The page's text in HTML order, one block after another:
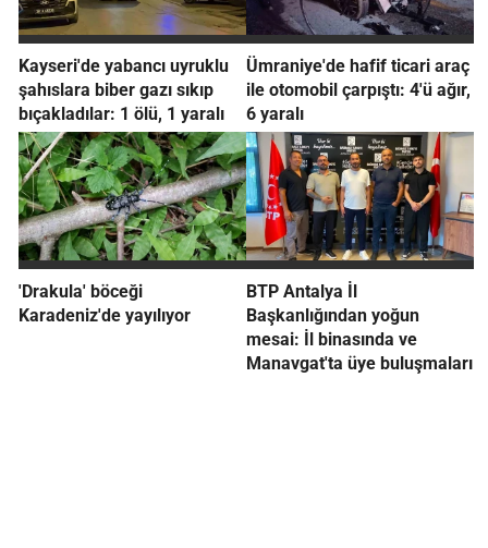
Kayseri'de yabancı uyruklu
şahıslara biber gazı sıkıp
bıçakladılar: 1 ölü, 1 yaralı
Ümraniye'de hafif ticari araç
ile otomobil çarpıştı: 4'ü ağır,
6 yaralı
'Drakula' böceği
Karadeniz'de yayılıyor
BTP Antalya İl
Başkanlığından yoğun
mesai: İl binasında ve
Manavgat'ta üye buluşmaları